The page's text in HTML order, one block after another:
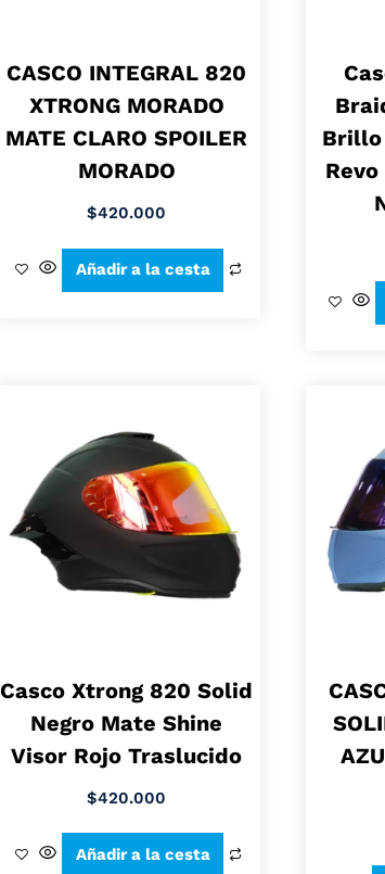
CASCO INTEGRAL 820
XTRONG MORADO
MATE CLARO SPOILER
MORADO
$420.000
Añadir a la cesta
Brillo
Casco Xtrong 820 Solid
Negro Mate Shine
Visor Rojo Traslucido
$420.000
Añadir a la cesta